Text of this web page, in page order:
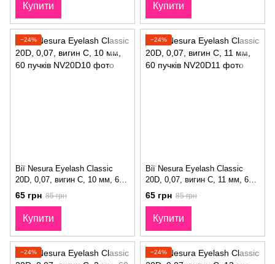
Купити Купити
−24%
Вії Nesura Eyelash Classic
20D, 0,07, вигин C, 10 мм, 60
пучків
65 грн 85 грн
Купити
−24%
Вії Nesura Eyelash Classic
20D, 0,07, вигин C, 11 мм, 60
пучків
65 грн 85 грн
Купити
−24% −24%